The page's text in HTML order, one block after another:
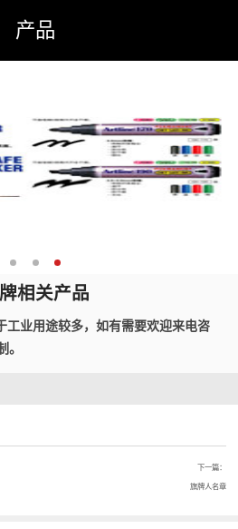
产品
相关产品
工业用途较多，如有需要欢迎来电咨
。
下一篇：
旗牌人名章